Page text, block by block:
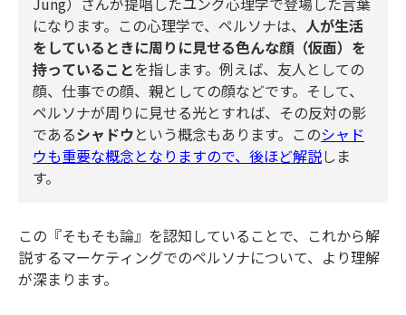
になります。この心理学で、ペルソナは、 人が生活
をしているときに周りに見せる色んな顔（仮面）を
持っていることを指します。例えば、友人としての
顔、仕事での顔、親としての顔などです。そして、
ペルソナが周りに見せる光とすれば、その反対の影
であるシャドウという概念もあります。このシャド
ウも重要な概念となりますので、後ほど解説しま
す。
この『そもそも論』を認知していることで、これから解
説するマーケティングでのペルソナについて、より理解
が深まります。